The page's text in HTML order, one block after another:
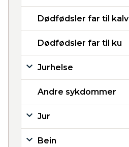
Dødfødsler far til kalv
Dødfødsler far til ku
Jurhelse
Andre sykdommer
Jur
Bein